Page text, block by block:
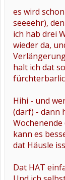
es wird
seeeehr),
ich hab drei
wieder da,
halt ich dat
Hihi - und
(darf) - dann
Wochenende
kann es
dat Häusle
Dat HAT